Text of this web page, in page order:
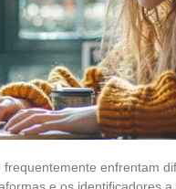
enfrentam